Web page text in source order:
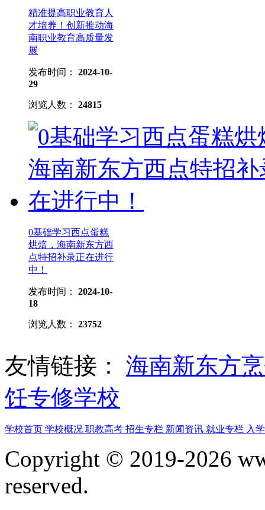
精准提高职业教育人
才培养！创新推动海
南职业教育高质量发
展
发布时间： 2024-10-
29
浏览人数： 24815
0基础学习西点蛋糕
烘焙，海南新东方西
点特招补录正在进行
中！
发布时间： 2024-10-
18
浏览人数： 23752
友情链接：
海南新东方
饪专修学校
学校首页 学校概况 职教高考 招生专栏 新闻资讯 就业专栏 入
Copyright © 2019-2026
reserved.